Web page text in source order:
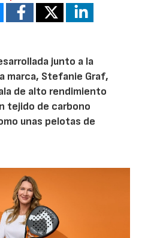
junto a la
marca, Stefanie Graf,
de alto rendimiento
tejido de carbono
unas pelotas de